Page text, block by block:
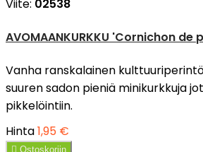
Viite: 02538
AVOMAANKURKKU 'Cornichon de
Vanha ranskalainen
suuren sadon pieniä minikurkkuja
pikkelöintiin.
Hinta1,95 €
 Ostoskoriin